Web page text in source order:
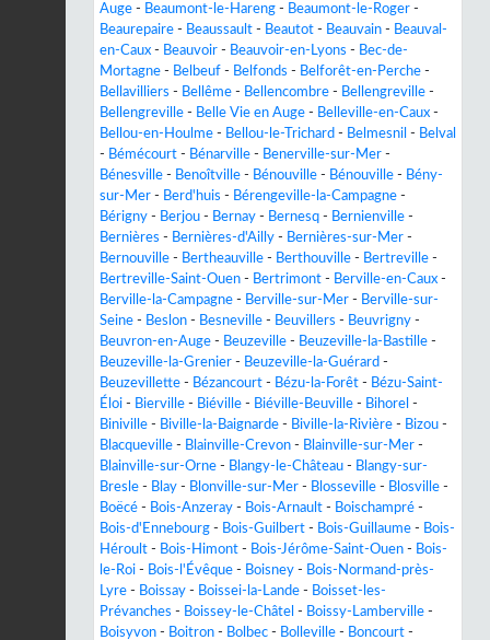
Auge - Beaumont-le-Hareng - Beaumont-le-Roger -
Beaurepaire - Beaussault - Beautot - Beauvain - Beauval-
en-Caux - Beauvoir - Beauvoir-en-Lyons - Bec-de-
Mortagne - Belbeuf - Belfonds - Belforêt-en-Perche -
Bellavilliers - Bellême - Bellencombre - Bellengreville -
Bellengreville - Belle Vie en Auge - Belleville-en-Caux -
Bellou-en-Houlme - Bellou-le-Trichard - Belmesnil - Belval
- Bémécourt - Bénarville - Benerville-sur-Mer -
Bénesville - Benoîtville - Bénouville - Bénouville - Bény-
sur-Mer - Berd'huis - Bérengeville-la-Campagne -
Bérigny - Berjou - Bernay - Bernesq - Bernienville -
Bernières - Bernières-d'Ailly - Bernières-sur-Mer -
Bernouville - Bertheauville - Berthouville - Bertreville -
Bertreville-Saint-Ouen - Bertrimont - Berville-en-Caux -
Berville-la-Campagne - Berville-sur-Mer - Berville-sur-
Seine - Beslon - Besneville - Beuvillers - Beuvrigny -
Beuvron-en-Auge - Beuzeville - Beuzeville-la-Bastille -
Beuzeville-la-Grenier - Beuzeville-la-Guérard -
Beuzevillette - Bézancourt - Bézu-la-Forêt - Bézu-Saint-
Éloi - Bierville - Biéville - Biéville-Beuville - Bihorel -
Biniville - Biville-la-Baignarde - Biville-la-Rivière - Bizou -
Blacqueville - Blainville-Crevon - Blainville-sur-Mer -
Blainville-sur-Orne - Blangy-le-Château - Blangy-sur-
Bresle - Blay - Blonville-sur-Mer - Blosseville - Blosville -
Boëcé - Bois-Anzeray - Bois-Arnault - Boischampré -
Bois-d'Ennebourg - Bois-Guilbert - Bois-Guillaume - Bois-
Héroult - Bois-Himont - Bois-Jérôme-Saint-Ouen - Bois-
le-Roi - Bois-l'Évêque - Boisney - Bois-Normand-près-
Lyre - Boissay - Boissei-la-Lande - Boisset-les-
Prévanches - Boissey-le-Châtel - Boissy-Lamberville -
Boisyvon - Boitron - Bolbec - Bolleville - Boncourt -